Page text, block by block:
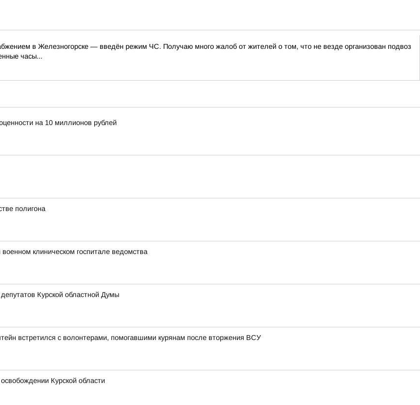
в Железногорске — введён режим ЧС. Получаю много жалоб от жителей о том, что не везде организован подвоз
часы...
на 10 миллионов рублей
полигона
клиническом госпитале ведомства
Курской областной Думы
встретился с волонтерами, помогавшими курянам после вторжения ВСУ
Курской области